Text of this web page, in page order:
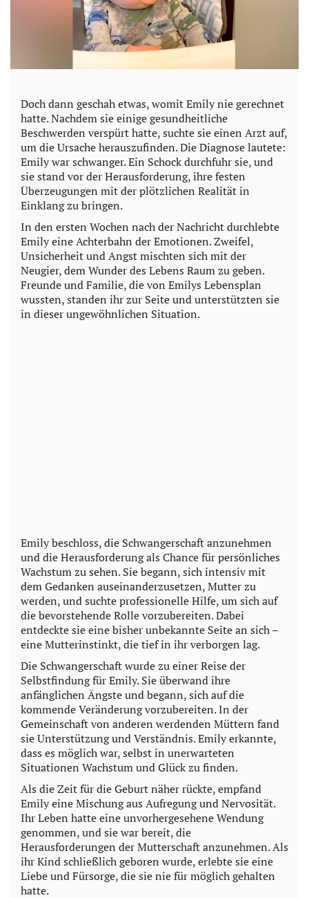
Doch dann geschah etwas, womit Emily nie gerechnet
hatte. Nachdem sie einige gesundheitliche
Beschwerden verspürt hatte, suchte sie einen Arzt auf,
um die Ursache herauszufinden. Die Diagnose lautete:
Emily war schwanger. Ein Schock durchfuhr sie, und
sie stand vor der Herausforderung, ihre festen
Überzeugungen mit der plötzlichen Realität in
Einklang zu bringen.
In den ersten Wochen nach der Nachricht durchlebte
Emily eine Achterbahn der Emotionen. Zweifel,
Unsicherheit und Angst mischten sich mit der
Neugier, dem Wunder des Lebens Raum zu geben.
Freunde und Familie, die von Emilys Lebensplan
wussten, standen ihr zur Seite und unterstützten sie
in dieser ungewöhnlichen Situation.
Emily beschloss, die Schwangerschaft anzunehmen
und die Herausforderung als Chance für persönliches
Wachstum zu sehen. Sie begann, sich intensiv mit
dem Gedanken auseinanderzusetzen, Mutter zu
werden, und suchte professionelle Hilfe, um sich auf
die bevorstehende Rolle vorzubereiten. Dabei
entdeckte sie eine bisher unbekannte Seite an sich –
eine Mutterinstinkt, die tief in ihr verborgen lag.
Die Schwangerschaft wurde zu einer Reise der
Selbstfindung für Emily. Sie überwand ihre
anfänglichen Ängste und begann, sich auf die
kommende Veränderung vorzubereiten. In der
Gemeinschaft von anderen werdenden Müttern fand
sie Unterstützung und Verständnis. Emily erkannte,
dass es möglich war, selbst in unerwarteten
Situationen Wachstum und Glück zu finden.
Als die Zeit für die Geburt näher rückte, empfand
Emily eine Mischung aus Aufregung und Nervosität.
Ihr Leben hatte eine unvorhergesehene Wendung
genommen, und sie war bereit, die
Herausforderungen der Mutterschaft anzunehmen. Als
ihr Kind schließlich geboren wurde, erlebte sie eine
Liebe und Fürsorge, die sie nie für möglich gehalten
hatte.